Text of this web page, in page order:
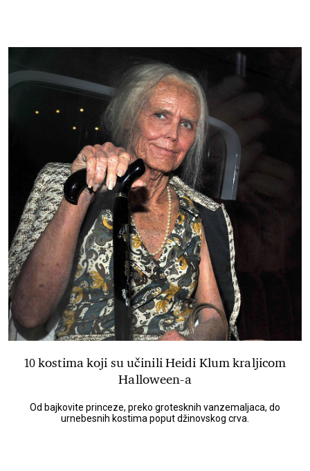
10 kostima koji su učinili Heidi Klum kraljicom
Halloween-a
Od bajkovite princeze, preko grotesknih vanzemaljaca, do
urnebesnih kostima poput džinovskog crva.